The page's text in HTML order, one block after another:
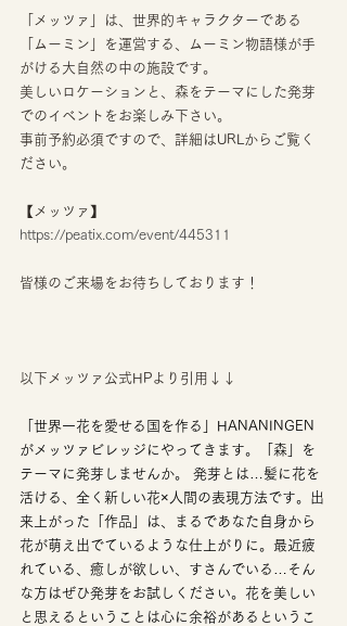
「メッツァ」は、世界的キャラクターである
「ムーミン」を運営する、ムーミン物語様が手
がける大自然の中の施設です。
美しいロケーションと、森をテーマにした発芽
でのイベントをお楽しみ下さい。
事前予約必須ですので、詳細はURLからご覧く
ださい。
【メッツァ】
https://peatix.com/event/445311
皆様のご来場をお待ちしております！
以下メッツァ公式HPより引用↓↓
「世界一花を愛せる国を作る」HANANINGEN
がメッツァビレッジにやってきます。「森」を
テーマに発芽しませんか。 発芽とは…髪に花を
活ける、全く新しい花×人間の表現方法です。出
来上がった「作品」は、まるであなた自身から
花が萌え出でているような仕上がりに。最近疲
れている、癒しが欲しい、すさんでいる…そん
な方はぜひ発芽をお試しください。花を美しい
と思えるということは心に余裕があるというこ